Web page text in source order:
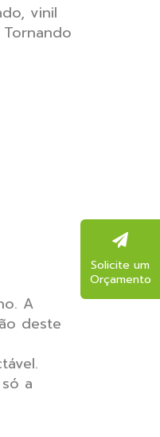
vinil
A
deste
a
Solicite um
Orçamento